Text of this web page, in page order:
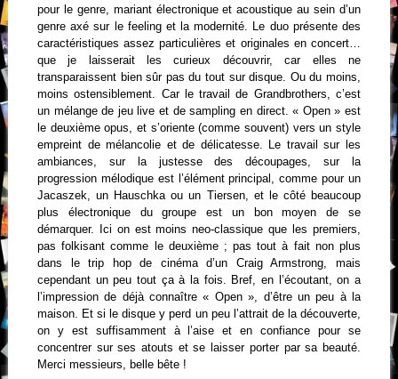
pour le genre, mariant électronique et acoustique au sein d’un
genre axé sur le feeling et la modernité. Le duo présente des
caractéristiques assez particulières et originales en concert…
que je laisserait les curieux découvrir, car elles ne
transparaissent bien sûr pas du tout sur disque. Ou du moins,
moins ostensiblement. Car le travail de Grandbrothers, c’est
un mélange de jeu live et de sampling en direct. « Open » est
le deuxième opus, et s’oriente (comme souvent) vers un style
empreint de mélancolie et de délicatesse. Le travail sur les
ambiances, sur la justesse des découpages, sur la
progression mélodique est l’élément principal, comme pour un
Jacaszek, un Hauschka ou un Tiersen, et le côté beaucoup
plus électronique du groupe est un bon moyen de se
démarquer. Ici on est moins neo-classique que les premiers,
pas folkisant comme le deuxième ; pas tout à fait non plus
dans le trip hop de cinéma d’un Craig Armstrong, mais
cependant un peu tout ça à la fois. Bref, en l’écoutant, on a
l’impression de déjà connaître « Open », d’être un peu à la
maison. Et si le disque y perd un peu l’attrait de la découverte,
on y est suffisamment à l’aise et en confiance pour se
concentrer sur ses atouts et se laisser porter par sa beauté.
Merci messieurs, belle bête !